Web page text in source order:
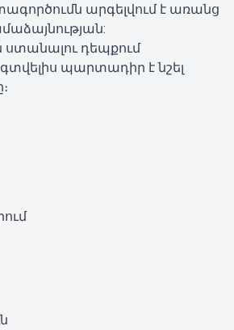
արգելվում է առանց
ստանալու դեպքում
պարտադիր է նշել